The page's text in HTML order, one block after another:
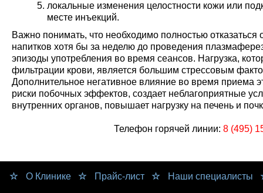
локальные изменения целостности кожи или
месте инъекций.
Важно понимать, что необходимо полностью
напитков хотя бы за неделю до проведения
эпизоды употребления во время сеансов. Нагрузка,
фильтрации крови, является большим стрессовым
Дополнительное негативное влияние во время приема
риски побочных эффектов, создает неблагоприятные
внутренних органов, повышает нагрузку на печень и
Телефон горячей линии: 8 (495)
О Клинике Прайс-лист Наши специалисты